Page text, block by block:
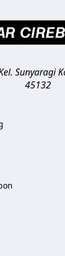
Sunyaragi
45132